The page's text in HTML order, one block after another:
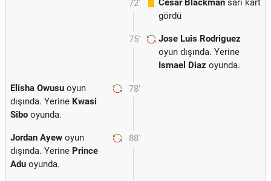
72' Cesar Blackman sarı kart
gördü
75'
Jose Luis Rodriguez
oyun dışında. Yerine
Ismael Diaz oyunda.
78'
Elisha Owusu oyun
dışında. Yerine Kwasi
Sibo oyunda.
88'
Jordan Ayew oyun
dışında. Yerine Prince
Adu oyunda.